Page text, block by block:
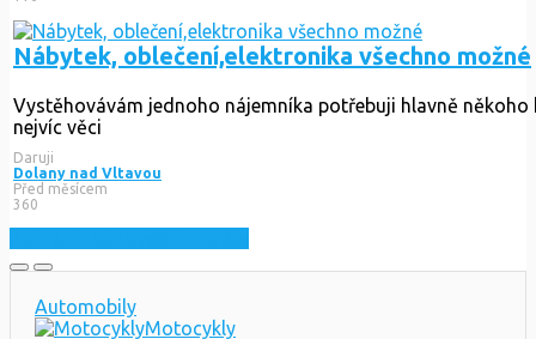
Retro obývací stěna
Nabízíme zachovalou retro lakovanou obývákovou stěnu.
Daruji
Bechyně
Před 16 dny
116
Nábytek, oblečení,elektronika všechno možné
Vystěhovávám jednoho nájemníka potřebuji hlavně někoho
Dolany nad Vltavou
Před měsícem
360